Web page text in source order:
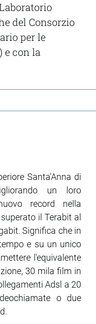
del Consorzio
per le
e con la
Santa'Anna di
un loro
record nella
il Terabit al
Significa che in
e su un unico
l'equivalente
30 mila film in
Adsl a 20
o due